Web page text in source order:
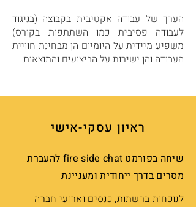
הערך של עבודה אקטיבית בקבוצה (בניגוד
לעבודה פסיבית כמו השתתפות בקורס)
משפיע מיידית על היומיום הן מבחינת חוויית
העבודה והן ישירות על הביצועים והתוצאות
ראיון עסקי-אישי
שיחה בפורמט fire side chat להעברת
מסרים בדרך ייחודית ומעניינת
לנוכחות ברשתות, כנסים וארועי חברה